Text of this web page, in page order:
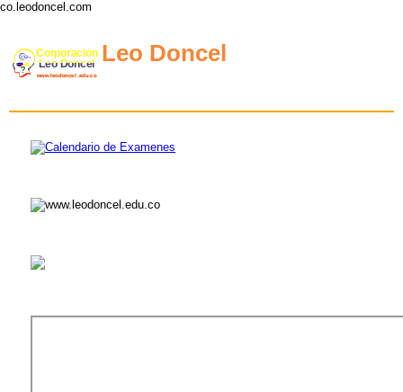
co.leodoncel.com
Leo Doncel